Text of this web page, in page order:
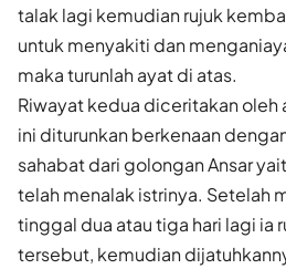
talak lagi kemudian rujuk
untuk menyakiti dan
maka turunlah ayat di atas.
Riwayat kedua diceritakan
ini diturunkan berkenaan
sahabat dari golongan Ansar
telah menalak istrinya. Setelah
tinggal dua atau tiga hari lagi ia
tersebut, kemudian